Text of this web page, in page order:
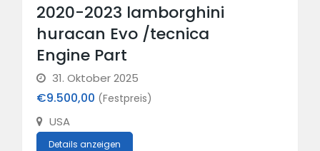
2020-2023 lamborghini
huracan Evo /tecnica
Engine Part
31. Oktober 2025
€9.500,00 (Festpreis)
USA
Details anzeigen